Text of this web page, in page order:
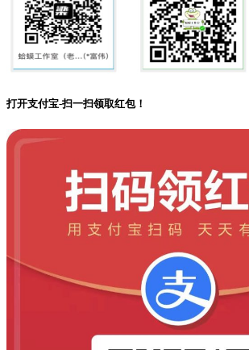
打开支付宝-扫一扫领取红包！